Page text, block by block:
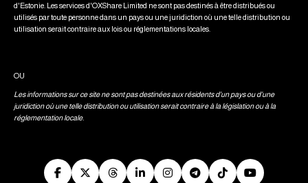
d'Estonie. Les services d'OXShare Limited ne sont pas destinés à être distribués ou
utilisés par toute personne dans un pays ou une juridiction où une telle distribution ou
utilisation serait contraire aux lois ou réglementations locales.
OU
Les informations sur ce site ne sont pas destinées aux résidents d'un pays ou d'une
juridiction où une telle distribution ou utilisation serait contraire à la législation ou à la
réglementation locale.